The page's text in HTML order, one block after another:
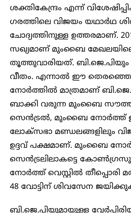
ശക്തികേന്ദ്രം എന്ന്
ഗരത്തിലെ വിജയം യഥാർഥ
ചോദ്യത്തിനുള്ള ഉത്തരമാണ്.
സഖ്യമാണ് മുംബൈ
തൂത്തുവാരിയത്.
വീതം. എന്നാൽ ഈ
നോർത്തിൽ മാത്രമാണ്
ബാക്കി വരുന്ന മുംബൈ
സെൻട്രൽ, മുംബൈ നോർത്ത്
ലോക്സഭാ മണ്ഡലങ്ങളിലും
ഉദ്ദവ് പക്ഷമാണ്. മുംബൈ
സെൻട്രലിലാകട്ടെ
നോർത്ത് വെസ്റ്റിൽ തീപ്പൊരി
48 വോട്ടിന് ശിവസേന
ബി.ജെ.പിയുമായുള്ള